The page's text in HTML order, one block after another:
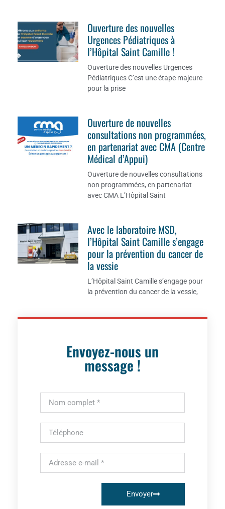
Ouverture des nouvelles
Urgences Pédiatriques à
l’Hôpital Saint Camille !
Ouverture des nouvelles Urgences
Pédiatriques C’est une étape majeure
pour la prise
Ouverture de nouvelles
consultations non programmées,
en partenariat avec CMA (Centre
Médical d’Appui)
Ouverture de nouvelles consultations
non programmées, en partenariat
avec CMA L’Hôpital Saint
Avec le laboratoire MSD,
l’Hôpital Saint Camille s’engage
pour la prévention du cancer de
la vessie
L’Hôpital Saint Camille s’engage pour
la prévention du cancer de la vessie,
Envoyez-nous un
message !
Envoyer